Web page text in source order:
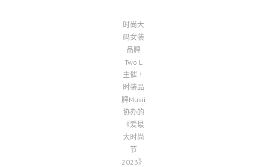
时尚大
码女装
品牌
Two L
主催，
时装品
牌Musii
协办的
《爱最
大时尚
节
2023》